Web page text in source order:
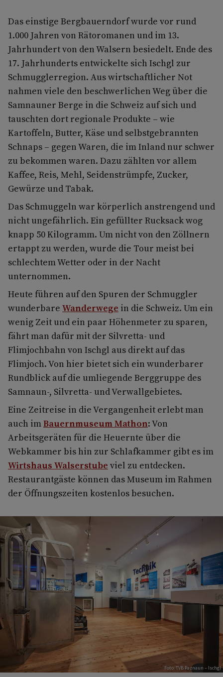
Das einstige Bergbauerndorf wurde vor rund
1.000 Jahren von Rätoromanen und im 13.
Jahrhundert von den Walsern besiedelt. Ende des
17. Jahrhunderts entwickelte sich Ischgl zur
Schmugglerregion. Aus wirtschaftlicher Not
nahmen viele den beschwerlichen Weg über die
Samnauner Berge in die Schweiz auf sich und
tauschten dort regionale Produkte – wie
Kartoffeln, Butter, Käse und selbstgebrannten
Schnaps – gegen Waren, die im Inland nur schwer
zu bekommen waren. Dazu zählten vor allem
Kaffee, Reis, Mehl, Seidenstrümpfe, Zucker,
Gewürze und Tabak.
Das Schmuggeln war körperlich anstrengend und
nicht ungefährlich. Ein gefüllter Rucksack wog
knapp 50 Kilogramm. Um nicht von den Zöllnern
ertappt zu werden, wurde die Tour meist bei
schlechtem Wetter oder in der Nacht
unternommen.
Heute führen auf den Spuren der Schmuggler
wunderbare Wanderwege in die Schweiz. Um ein
wenig Zeit und ein paar Höhenmeter zu sparen,
fährt man dafür mit der Silvretta- und
Flimjochbahn von Ischgl aus direkt auf das
Flimjoch. Von hier bietet sich ein wunderbarer
Rundblick auf die umliegende Berggruppe des
Samnaun-, Silvretta- und Verwallgebietes.
Eine Zeitreise in die Vergangenheit erlebt man
auch imBauernmuseum Mathon: Von
Arbeitsgeräten für die Heuernte über die
Webkammer bis hin zur Schlafkammer gibt es im
Wirtshaus Walserstube viel zu entdecken.
Restaurantgäste können das Museum im Rahmen
der Öffnungszeiten kostenlos besuchen.
Foto: TVB Paznaun – Ischgl